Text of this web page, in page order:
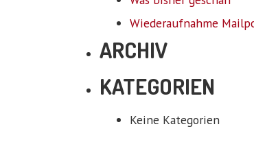
Wiederaufnahme
ARCHIV
KATEGORIEN
Keine Kategorien